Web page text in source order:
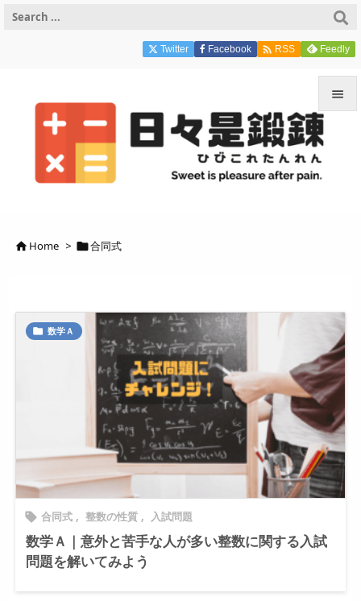

検索
Twitter Facebook  RSS Feedly
Home > 合同式
 数学Ａ
 合同式 , 整数の性質 , 入試問題
数学Ａ｜意外と苦手な人が多い整数に関する入試
問題を解いてみよう